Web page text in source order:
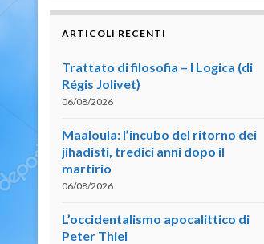
ARTICOLI RECENTI
Trattato di filosofia – I Logica (di
Régis Jolivet)
06/08/2026
Maaloula: l’incubo del ritorno dei
jihadisti, tredici anni dopo il
martirio
06/08/2026
L’occidentalismo apocalittico di
Peter Thiel